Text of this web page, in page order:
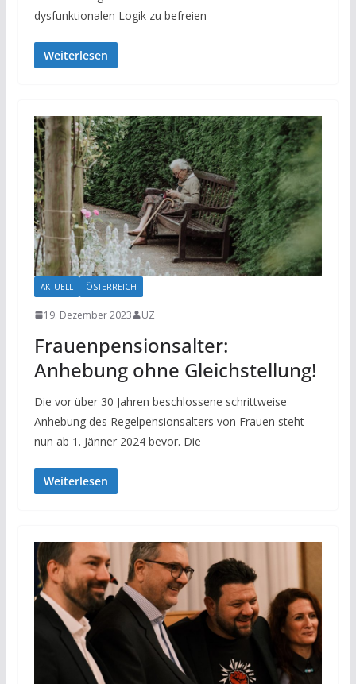
dysfunktionalen Logik zu befreien –
Weiterlesen
AKTUELL ÖSTERREICH
19. Dezember 2023 UZ
Frauenpensionsalter:
Anhebung ohne Gleichstellung!
Die vor über 30 Jahren beschlossene schrittweise
Anhebung des Regelpensionsalters von Frauen steht
nun ab 1. Jänner 2024 bevor. Die
Weiterlesen